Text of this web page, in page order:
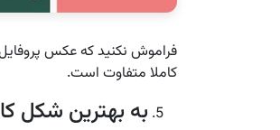
فراموش نکنید که عکس
کاملا متفاوت است.
به بهترین شکل